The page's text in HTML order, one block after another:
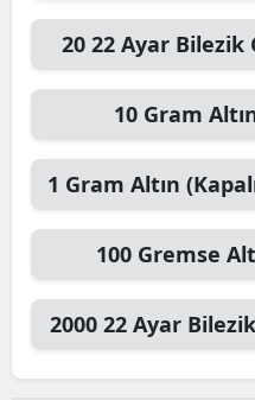
20 22 Ayar Bilezik
10 Gram
1 Gram Altın
100 Gremse
2000 22 Ayar